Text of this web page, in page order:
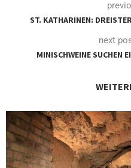
ST. KATHARINEN:
next
MINISCHWEINE SUCHEN